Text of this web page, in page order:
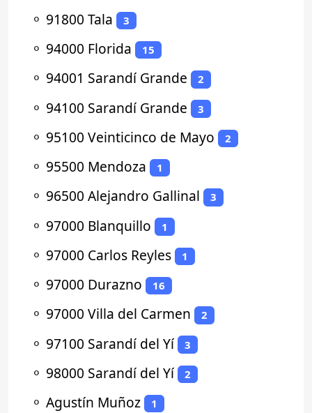
⚬ 91800 Tala 3
⚬ 94000 Florida 15
⚬ 94001 Sarandí Grande 2
⚬ 94100 Sarandí Grande 3
⚬ 95100 Veinticinco de Mayo 2
⚬ 95500 Mendoza 1
⚬ 96500 Alejandro Gallinal 3
⚬ 97000 Blanquillo 1
⚬ 97000 Carlos Reyles 1
⚬ 97000 Durazno 16
⚬ 97000 Villa del Carmen 2
⚬ 97100 Sarandí del Yí 3
⚬ 98000 Sarandí del Yí 2
⚬ Agustín Muñoz 1